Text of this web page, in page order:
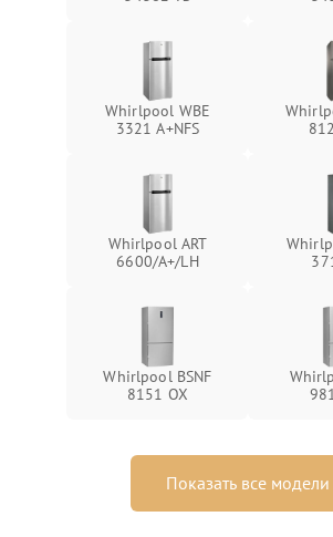
Whirlpool WBE
3321 A+NFS
Whirlpool ART
6600/A+/LH
Whirlpool BSNF
8151 OX
Показать все модели